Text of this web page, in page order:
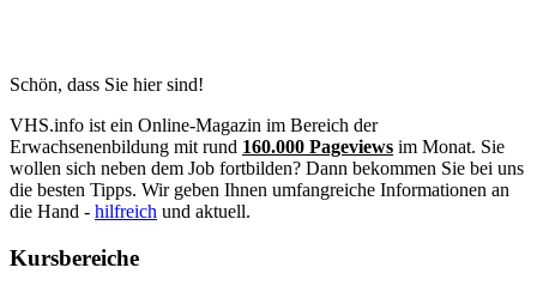
Schön, dass Sie hier sind!
VHS.info ist ein Online-Magazin im Bereich der
Erwachsenenbildung mit rund 160.000 Pageviews im Monat. Sie
wollen sich neben dem Job fortbilden? Dann bekommen Sie bei uns
die besten Tipps. Wir geben Ihnen umfangreiche Informationen an
die Hand - hilfreich und aktuell.
Kursbereiche